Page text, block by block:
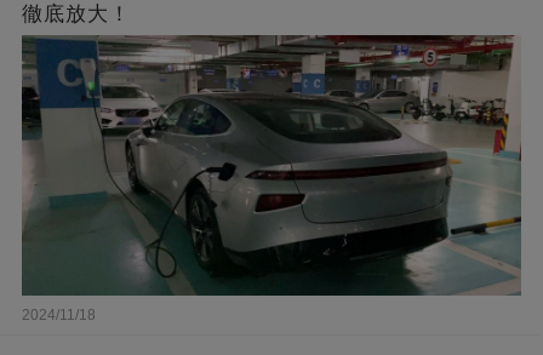
徹底放大！
2024/11/18